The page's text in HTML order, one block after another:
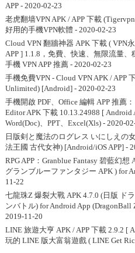
APP- 2020-02-23
老虎翻墙VPN APK / APP 下載
好用的手機VPN軟體 - 2020-02-23
Cloud VPN 翻牆神器 APK 下載 ( VPN
APP ] 1.1.8，免費、快速、無限流量、
手機 VPN APP 推薦- 2020-02-23
手機免費VPN - Cloud VPN APK / APP
Unlimited) [Android]- 2020-02-23
手機開啟 PDF、Office 編輯 APP 推薦
Editor APK 下載 10.13.24988 [ Android
Word(Doc)、PPT、Excel(Xls)- 2020-
日版剣と魔法のログレス いにしえの
法王國 古代女神) [Android/iOS APP]-
RPG APP：Granblue Fantasy 碧藍幻想
グランブルーファンタジー APK ) for
11-22
七龍珠Z 爆裂大戰 APK 4.7.0 (日版 ド
ンバトル) for Android App (DragonBall
2019-11-20
LINE 旅遊大亨 APK / APP 下載 2.9.2 [
玩的 LINE 版大富翁遊戲 ( LINE Get